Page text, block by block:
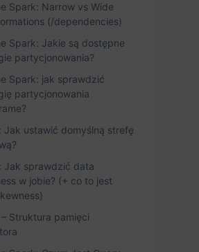
Spark: Narrow vs Wide
(/dependencies)
Spark: Jakie są dostępne
partycjonowania?
Spark: jak sprawdzić
partycjonowania
Jak ustawić domyślną strefę
Jak sprawdzić data
w jobie? (+ co to jest
Struktura pamięci